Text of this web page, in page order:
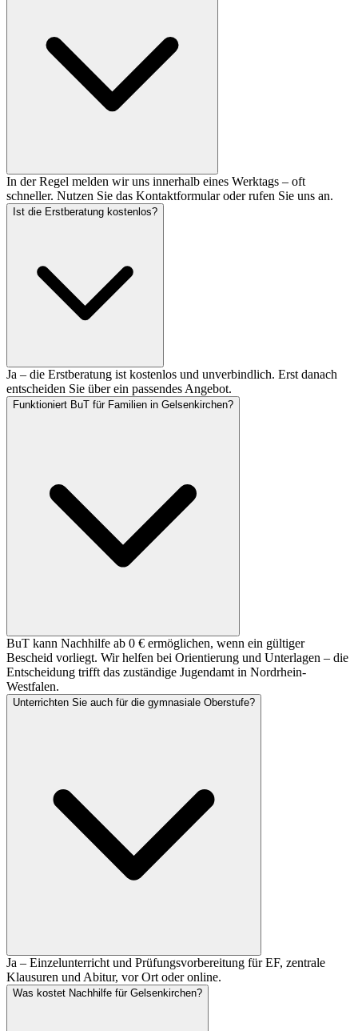
In der Regel melden wir uns innerhalb eines Werktags – oft
schneller. Nutzen Sie das Kontaktformular oder rufen Sie uns an.
Ist die Erstberatung kostenlos?
Ja – die Erstberatung ist kostenlos und unverbindlich. Erst danach
entscheiden Sie über ein passendes Angebot.
Funktioniert BuT für Familien in Gelsenkirchen?
BuT kann Nachhilfe ab 0 € ermöglichen, wenn ein gültiger
Bescheid vorliegt. Wir helfen bei Orientierung und Unterlagen – die
Entscheidung trifft das zuständige Jugendamt in Nordrhein-
Westfalen.
Unterrichten Sie auch für die gymnasiale Oberstufe?
Ja – Einzelunterricht und Prüfungsvorbereitung für EF, zentrale
Klausuren und Abitur, vor Ort oder online.
Was kostet Nachhilfe für Gelsenkirchen?